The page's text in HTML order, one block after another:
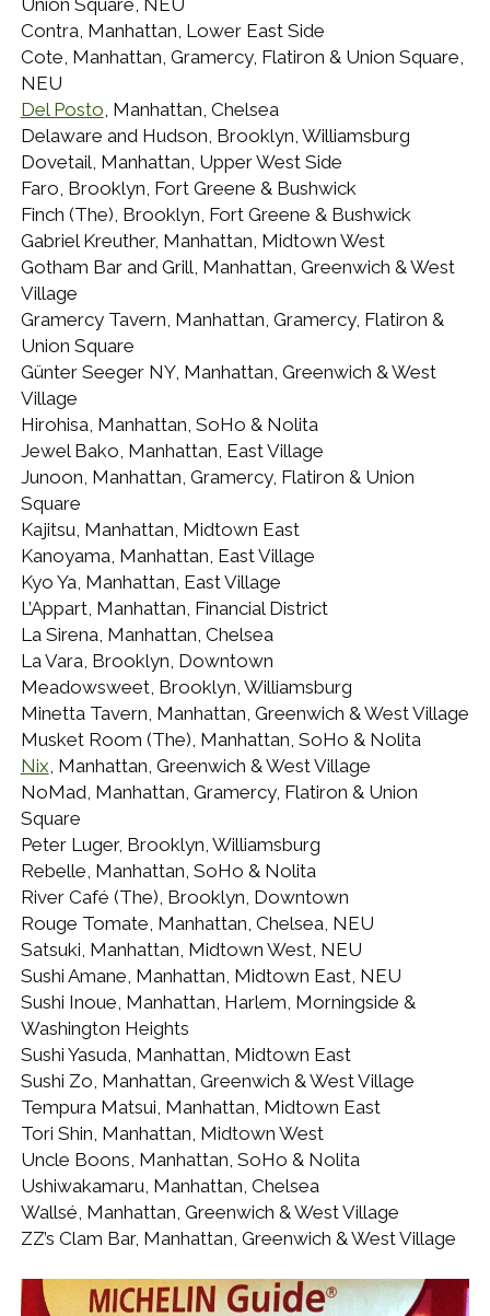
Contra, Manhattan, Lower East Side
Cote, Manhattan, Gramercy, Flatiron & Union Square,
NEU
Del Posto , Manhattan, Chelsea
Delaware and Hudson, Brooklyn, Williamsburg
Dovetail, Manhattan, Upper West Side
Faro, Brooklyn, Fort Greene & Bushwick
Finch (The), Brooklyn, Fort Greene & Bushwick
Gabriel Kreuther, Manhattan, Midtown West
Gotham Bar and Grill, Manhattan, Greenwich & West
Village
Gramercy Tavern, Manhattan, Gramercy, Flatiron &
Union Square
Günter Seeger NY, Manhattan, Greenwich & West
Village
Hirohisa, Manhattan, SoHo & Nolita
Jewel Bako, Manhattan, East Village
Junoon, Manhattan, Gramercy, Flatiron & Union
Square
Kajitsu, Manhattan, Midtown East
Kanoyama, Manhattan, East Village
Kyo Ya, Manhattan, East Village
L’Appart, Manhattan, Financial District
La Sirena, Manhattan, Chelsea
La Vara, Brooklyn, Downtown
Meadowsweet, Brooklyn, Williamsburg
Minetta Tavern, Manhattan, Greenwich & West Village
Musket Room (The), Manhattan, SoHo & Nolita
Nix , Manhattan, Greenwich & West Village
NoMad, Manhattan, Gramercy, Flatiron & Union
Square
Peter Luger, Brooklyn, Williamsburg
Rebelle, Manhattan, SoHo & Nolita
River Café (The), Brooklyn, Downtown
Rouge Tomate, Manhattan, Chelsea, NEU
Satsuki, Manhattan, Midtown West, NEU
Sushi Amane, Manhattan, Midtown East, NEU
Sushi Inoue, Manhattan, Harlem, Morningside &
Washington Heights
Sushi Yasuda, Manhattan, Midtown East
Sushi Zo, Manhattan, Greenwich & West Village
Tempura Matsui, Manhattan, Midtown East
Tori Shin, Manhattan, Midtown West
Uncle Boons, Manhattan, SoHo & Nolita
Ushiwakamaru, Manhattan, Chelsea
Wallsé, Manhattan, Greenwich & West Village
ZZ’s Clam Bar, Manhattan, Greenwich & West Village